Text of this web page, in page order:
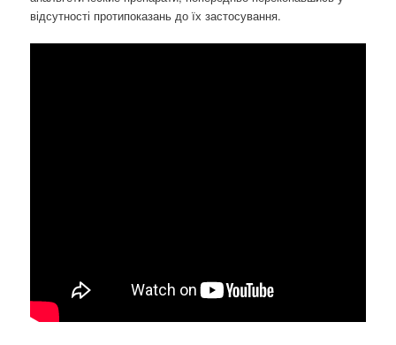
відсутності протипоказань до їх застосування.